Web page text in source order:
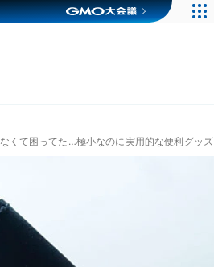
くて困ってた…極小なのに実用的な便利グッズ